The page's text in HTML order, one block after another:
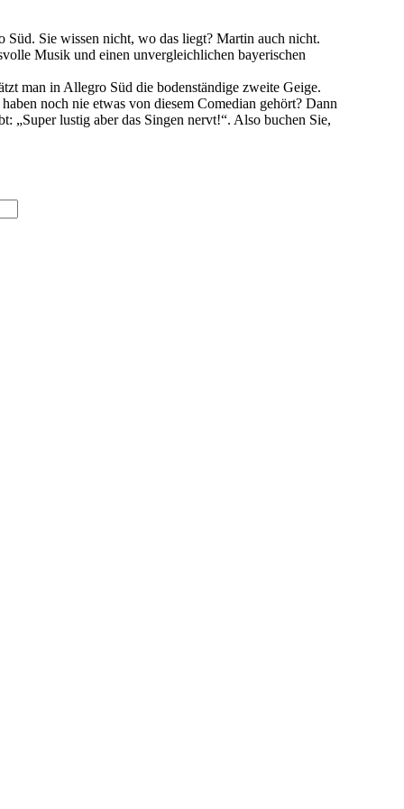
Süd. Sie wissen nicht, wo das liegt? Martin auch nicht.
Musik und einen unvergleichlichen bayerischen
man in Allegro Süd die bodenständige zweite Geige.
noch nie etwas von diesem Comedian gehört? Dann
„Super lustig aber das Singen nervt!“. Also buchen Sie,